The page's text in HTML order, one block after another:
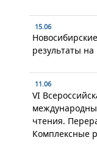
15.06
результаты
11.06
VI
чтения.
Комплексные